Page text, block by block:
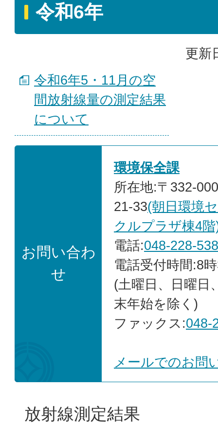
令和6年
更新
令和6年5・11月の空
間放射線量の測定結果
について
お問い合わ
せ
環境保全課
所在地:〒332-
21-33(朝日環境
クルプラザ棟4
電話:048-228-
電話受付時間:8
(土曜日、日曜日
末年始を除く)
ファックス:048-
メールでのお問
放射線測定結果